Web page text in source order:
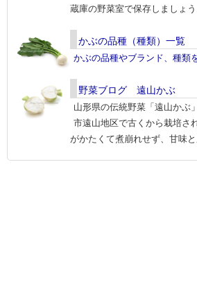
蔵庫の野菜室で保存しましょう
かぶの品種（種類）一覧
かぶの品種やブランド、種類
野菜ブログ 遠山かぶ
山形県の伝統野菜「遠山かぶ
市遠山地区で古くから栽培さ
がかたくて煮崩れせず、甘味